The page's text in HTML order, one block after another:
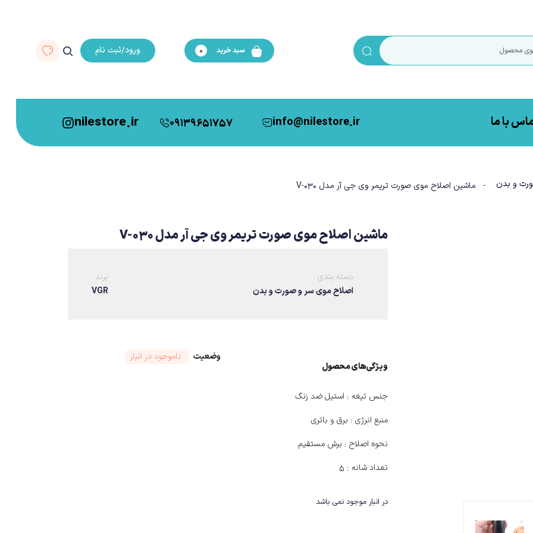
سبد خرید 0 ورود/ثبت نام
با ما info@nilestore.ir
09139651757
nilestore.ir
و بدن - ماشین اصلاح موی صورت تریمر وی جی آر مدل V-030
ماشین اصلاح موی صورت تریمر وی جی آر مدل V-030
دسته بندی
اصلاح موی سر و صورت و بدن
برند
VGR
ویژگی‌های ﻣﺤﺼﻮل
جنس تیغه : استیل ضد زنگ
منبع انرژی : برق و باتری
نحوه اصلاح : برش مستقیم
تعداد شانه : ۵
وضعیت ناموجود در انبار
در انبار موجود نمی باشد